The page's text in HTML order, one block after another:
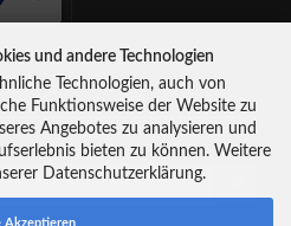
und andere Technologien
Technologien, auch von
Funktionsweise der Website zu
Angebotes zu analysieren und
bieten zu können. Weitere
Datenschutzerklärung.
Akzeptieren